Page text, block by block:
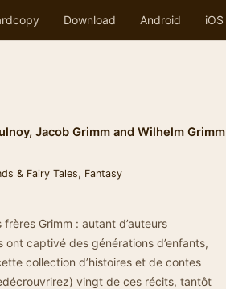
Download Android iOS
, Jacob Grimm and Wilhelm Grimm
& Fairy Tales, Fantasy
Grimm : autant d’auteurs
captivé des générations d’enfants,
collection d’histoires et de contes
vingt de ces récits, tantôt